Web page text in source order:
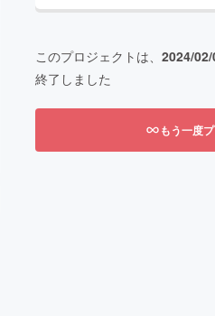
このプロジェクトは、 2024/
終了しました
もう一度